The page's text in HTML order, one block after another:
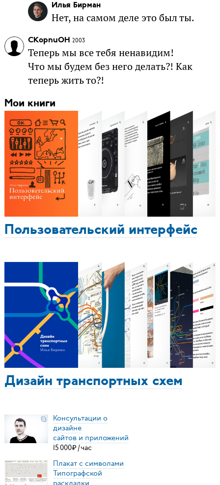
Илья Бирман
Нет, на самом деле это был ты.
CKopnuOH 2003
Теперь мы все тебя ненавидим!
Что мы будем без него делать?! Как
теперь жить то?!
Мои книги
Пользовательский интерфейс
Дизайн транспортных схем
Консультации о
дизайне
сайтов и приложений
15000₽ /час
Плакат с символами
Типографской
раскладки